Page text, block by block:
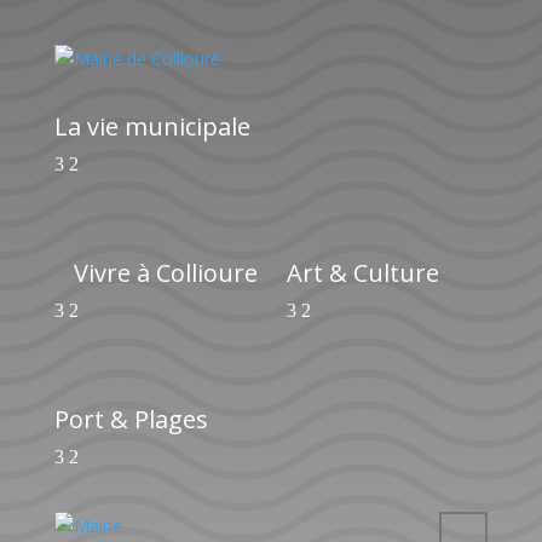
La vie municipale
Vivre à Collioure Art & Culture
Port & Plages